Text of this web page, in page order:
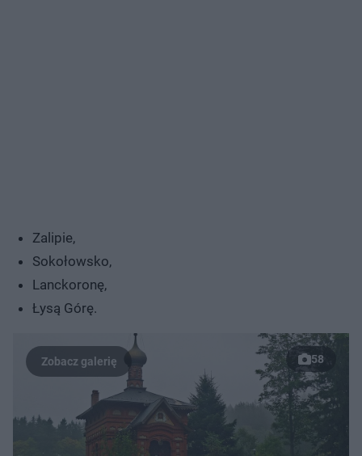
Zalipie,
Sokołowsko,
Lanckoronę,
Łysą Górę.
58